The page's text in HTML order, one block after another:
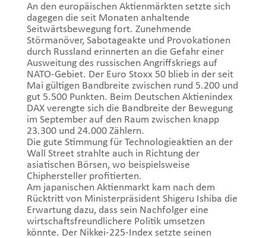
An den europäischen Aktienmärkten setzte sich
dagegen die seit Monaten anhaltende
Seitwärtsbewegung fort. Zunehmende
Störmanöver, Sabotageakte und Provokationen
durch Russland erinnerten an die Gefahr einer
Ausweitung des russischen Angriffskriegs auf
NATO-Gebiet. Der Euro Stoxx 50 blieb in der seit
Mai gültigen Bandbreite zwischen rund 5.200 und
gut 5.500 Punkten. Beim Deutschen Aktienindex
DAX verengte sich die Bandbreite der Bewegung
im September auf den Raum zwischen knapp
23.300 und 24.000 Zählern.
Die gute Stimmung für Technologieaktien an der
Wall Street strahlte auch in Richtung der
asiatischen Börsen, wo beispielsweise
Chiphersteller profitierten.
Am japanischen Aktienmarkt kam nach dem
Rücktritt von Ministerpräsident Shigeru Ishiba die
Erwartung dazu, dass sein Nachfolger eine
wirtschaftsfreundlichere Politik umsetzen
könnte. Der Nikkei-225-Index setzte seinen